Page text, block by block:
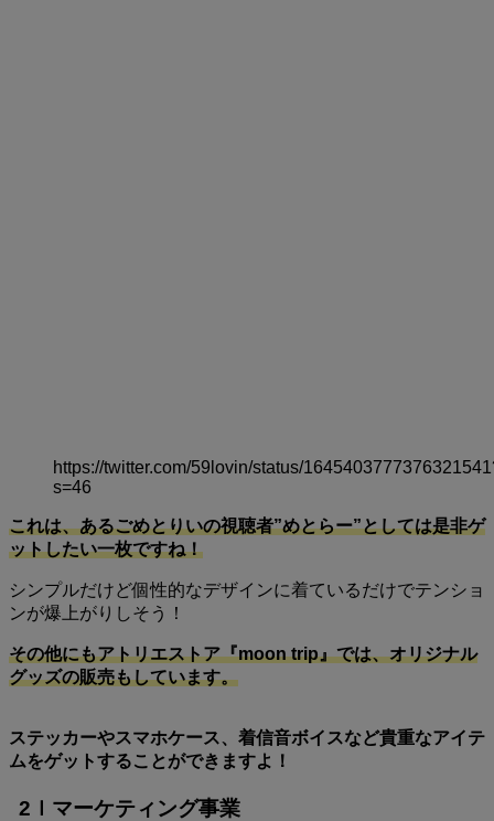
https://twitter.com/59lovin/status/
s=46
これは、あるごめとりいの視聴者”めとらー”としては是非ゲ
ットしたい一枚ですね！
シンプルだけど個性的なデザインに着ているだけでテンショ
ンが爆上がりしそう！
その他にもアトリエストア『moon trip』では、オリジナル
グッズの販売もしています。
ステッカーやスマホケース、着信音ボイスなど貴重なアイテ
ムをゲットすることができますよ！
2ｌマーケティング事業